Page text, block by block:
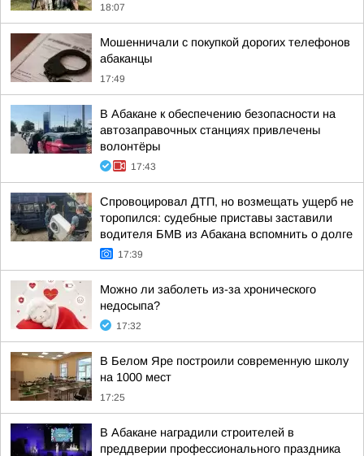
18:07
Мошенничали с покупкой дорогих телефонов
абаканцы
17:49
В Абакане к обеспечению безопасности на
автозаправочных станциях привлечены
волонтёры
17:43
Спровоцировал ДТП, но возмещать ущерб не
торопился: судебные приставы заставили
водителя БМВ из Абакана вспомнить о долге
17:39
Можно ли заболеть из-за хронического
недосыпа?
17:32
В Белом Яре построили современную школу
на 1000 мест
17:25
В Абакане наградили строителей в
преддверии профессионального праздника